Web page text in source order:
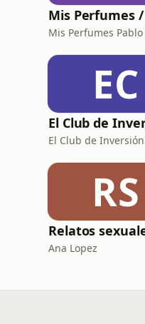
EC
El Club de Inversión
RS
Ana Lopez